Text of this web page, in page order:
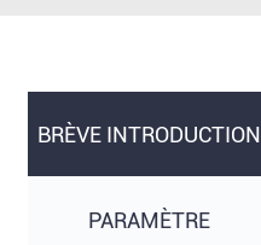
BRÈVE INTRODUCTION
PARAMÈTRE